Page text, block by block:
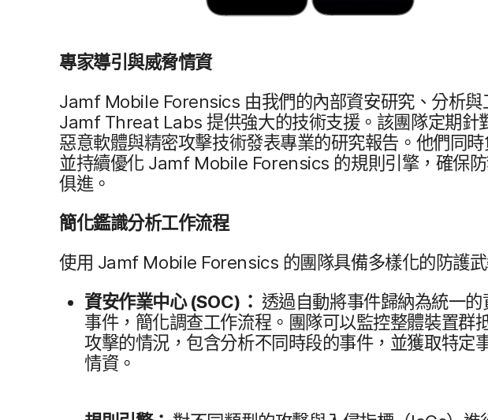
專家​導引​與​威脅​情​資
Jamf Mobile Forensics 由​我們​的​內部​資安​研究、​分析​與​
Jamf Threat Labs提供​強大​的​技術​支援。​該​團​隊​定​期​針
惡意​軟體​與​精密​攻擊​技術​發表​專業​的​研究​報告。​他們​同
並​持續​優化 Jamf Mobile Forensics 的​規則​引擎，​確保
俱進。
簡化​鑑識​分析​工作​流程
使用 Jamf Mobile Forensics 的​團隊​具備​多樣化​的​防護​武
資安​作業​中心 (SOC)： 透過​自動​將​事件​歸納​為​統一​的​
事件，​簡化​調查​工作​流程。​團隊​可以​監控​整體​裝置​群
攻擊​的​情況，​包含​分析​不​同時段​的​事件，​並​獲取​特定​
情資。